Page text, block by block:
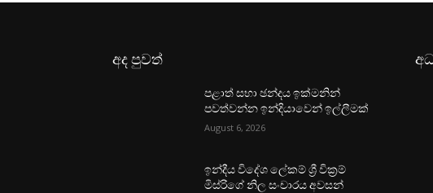
අද පුවත්
පළාත් සභා ඡන්දය ඉක්මනින්
පවත්වන්න ඉන්දියාවෙන් ඉල්ලීමක්
August 6, 2026
ඉන්දීය විදේශ ලේකම් ශ්‍රී වික්‍රම්
මිස්රිගේ නිල සංචාරය අවසන්